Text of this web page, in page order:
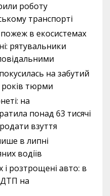
роботу
транспорті
в екосистемах
рятувальники
на забутий
років тюрми
на
понад 63 тисячі
взуття
в липні
водіїв
розтрощені авто: в
ДТП на